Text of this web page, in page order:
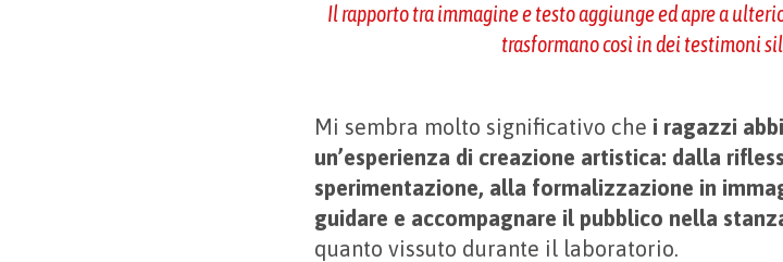
Il rapporto tra immagine e testo aggiunge ed apre a
trasformano così in dei testimoni
Mi sembra molto significativo che i ragazzi
un’esperienza di creazione artistica: dalla
sperimentazione, alla formalizzazione in
guidare e accom­pagnare il pubblico nella
quanto vissuto durante il laboratorio.